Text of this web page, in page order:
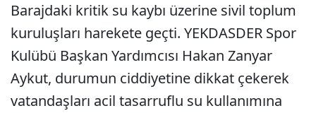
Barajdaki kritik su kaybı üzerine sivil toplum
kuruluşları harekete geçti. YEKDASDER Spor
Kulübü Başkan Yardımcısı Hakan Zanyar
Aykut, durumun ciddiyetine dikkat çekerek
vatandaşları acil tasarruflu su kullanımına